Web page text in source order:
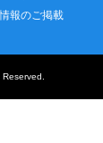
報のご掲載
Reserved.